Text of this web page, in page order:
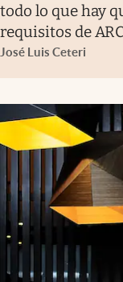
todo lo que hay
requisitos de
José Luis Ceteri